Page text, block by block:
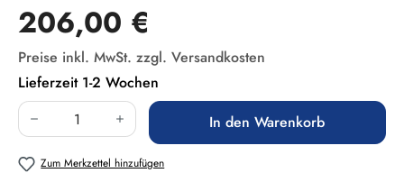
Regulärer Preis:
206,00 €
Preise inkl. MwSt. zzgl. Versandkosten
Lieferzeit 1-2 Wochen
Produkt Anzahl: Gib den gewünschten Wert
In den Warenkorb
Zum Merkzettel hinzufügen